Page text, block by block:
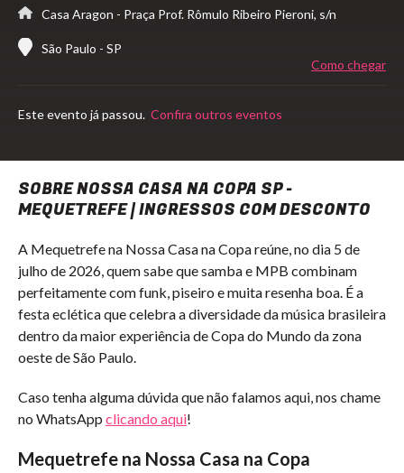
Casa Aragon - Praça Prof. Rômulo Ribeiro Pieroni, s/n
São Paulo - SP
Como chegar
Este evento já passou. Confira outros eventos
SOBRE NOSSA CASA NA COPA SP -
MEQUETREFE | INGRESSOS COM DESCONTO
A Mequetrefe na Nossa Casa na Copa reúne, no dia 5 de
julho de 2026, quem sabe que samba e MPB combinam
perfeitamente com funk, piseiro e muita resenha boa. É a
festa eclética que celebra a diversidade da música brasileira
dentro da maior experiência de Copa do Mundo da zona
oeste de São Paulo.
Caso tenha alguma dúvida que não falamos aqui, nos chame
no WhatsApp clicando aqui!
Mequetrefe na Nossa Casa na Copa